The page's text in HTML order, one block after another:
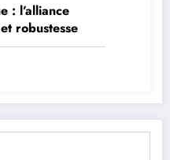
: l’alliance
robustesse